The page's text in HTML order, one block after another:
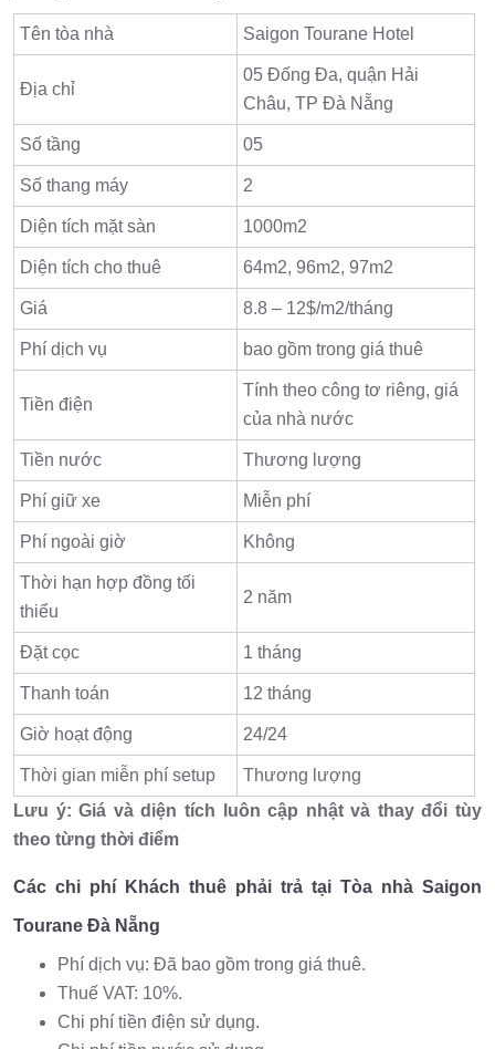
Tên tòa nhà Saigon Tourane Hotel
Địa chỉ
05 Đống Đa, quận Hải
Châu, TP Đà Nẵng
Số tầng 05
Số thang máy 2
Diện tích mặt sàn 1000m2
Diện tích cho thuê 64m2, 96m2, 97m2
Giá 8.8 – 12$/m2/tháng
Phí dịch vụ bao gồm trong giá thuê
Tiền điện
Tính theo công tơ riêng, giá
của nhà nước
Tiền nước Thương lượng
Phí giữ xe Miễn phí
Phí ngoài giờ Không
Thời hạn hợp đồng tối
thiểu
2 năm
Đặt cọc 1 tháng
Thanh toán 12 tháng
Giờ hoạt động 24/24
Thời gian miễn phí setup
Thương lượng
Lưu ý: Giá và diện tích luôn cập nhật và thay đổi tùy
theo từng thời điểm
Các chi phí Khách thuê phải trả tại Tòa nhà Saigon
Tourane Đà Nẵng
Phí dịch vụ: Đã bao gồm trong giá thuê.
Thuế VAT: 10%.
Chi phí tiền điện sử dụng.